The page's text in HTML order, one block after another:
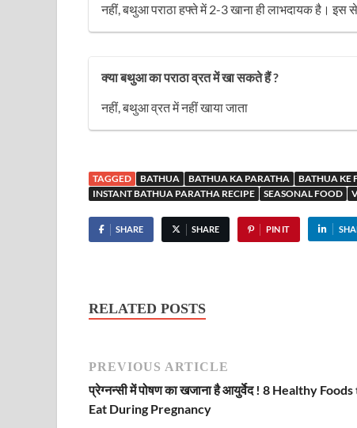
नहीं, बथुआ पराठा हफ्ते में 2-3 खाना ही लाभदायक है। इस से
क्या बथुआ का पराठा व्रत में खा सकते हैं ?
नहीं, बथुआ व्रत में नहीं खाया जाता
TAGGED BATHUA BATHUA KA PARATHA BATHUA KE
INSTANT BATHUA PARATHA RECIPE
SEASONAL FOOD
SHARE SHARE PIN IT
RELATED POSTS
PREVIOUS ARTICLE
प्रेग्नन्सी में पोषण का खजाना है आयुर्वेद ! 8 Healthy
Eat During Pregnancy